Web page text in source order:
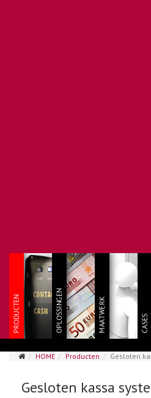
HOME Producten Gesloten
Gesloten kassa